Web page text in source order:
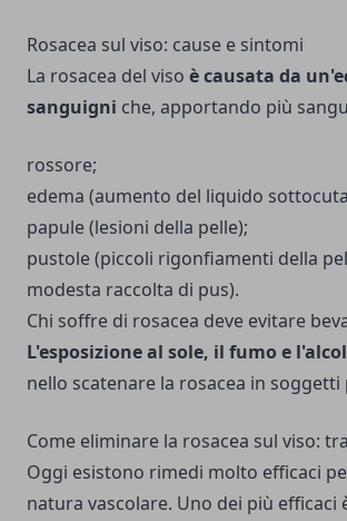
Rosacea sul viso: cause e sintomi
La rosacea del viso è causata da
sanguigni che, apportando più
rossore;
edema (aumento del liquido
papule (lesioni della pelle);
pustole (piccoli rigonfiamenti della
modesta raccolta di pus).
Chi soffre di rosacea deve evitare
L'esposizione al sole, il fumo e l'alcol
nello scatenare la rosacea in
Come eliminare la rosacea sul viso:
Oggi esistono rimedi molto efficaci
natura vascolare. Uno dei più efficaci